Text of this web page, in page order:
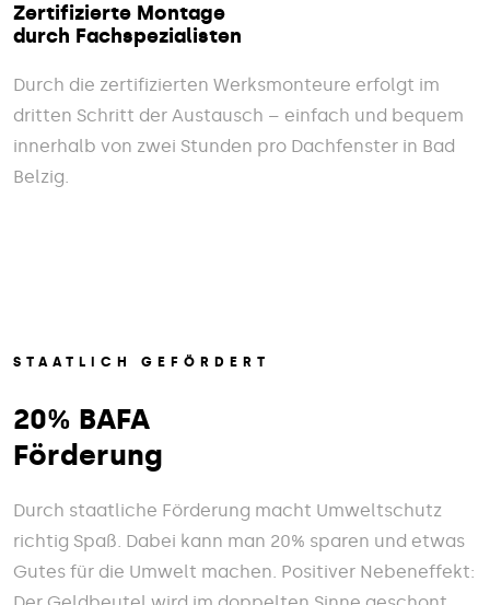
Zertifizierte Montage
durch Fachspezialisten
Durch die zertifizierten Werksmonteure erfolgt im
dritten Schritt der Austausch – einfach und bequem
innerhalb von zwei Stunden pro Dachfenster in Bad
Belzig.
STAATLICH GEFÖRDERT
20% BAFA
Förderung
Durch staatliche Förderung macht Umweltschutz
richtig Spaß. Dabei kann man 20% sparen und etwas
Gutes für die Umwelt machen. Positiver Nebeneffekt: